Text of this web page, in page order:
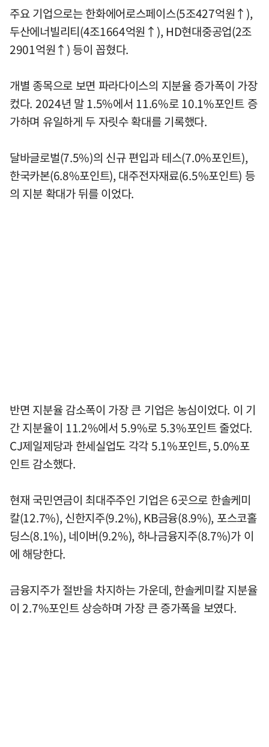
주요 기업으로는 한화에어로스페이스(5조427억원↑),
두산에너빌리티(4조1664억원↑), HD현대중공업(2조
2901억원↑) 등이 꼽혔다.
개별 종목으로 보면 파라다이스의 지분율 증가폭이 가장
컸다. 2024년 말 1.5%에서 11.6%로 10.1%포인트 증
가하며 유일하게 두 자릿수 확대를 기록했다.
달바글로벌(7.5%)의 신규 편입과 테스(7.0%포인트),
한국카본(6.8%포인트), 대주전자재료(6.5%포인트) 등
의 지분 확대가 뒤를 이었다.
반면 지분율 감소폭이 가장 큰 기업은 농심이었다. 이 기
간 지분율이 11.2%에서 5.9%로 5.3%포인트 줄었다.
CJ제일제당과 한세실업도 각각 5.1%포인트, 5.0%포
인트 감소했다.
현재 국민연금이 최대주주인 기업은 6곳으로 한솔케미
칼(12.7%), 신한지주(9.2%), KB금융(8.9%), 포스코홀
딩스(8.1%), 네이버(9.2%), 하나금융지주(8.7%)가 이
에 해당한다.
금융지주가 절반을 차지하는 가운데, 한솔케미칼 지분율
이 2.7%포인트 상승하며 가장 큰 증가폭을 보였다.